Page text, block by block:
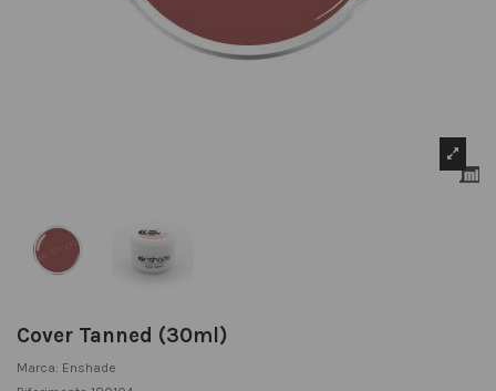
Cover Tanned (30ml)
Marca: Enshade